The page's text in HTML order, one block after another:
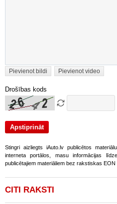
Pievienot bildi Pievienot video
Drošības kods
Stingri aizliegts iAuto.lv publicētos
interneta portālos, masu informācijas
publicētajiem materiāliem bez rakstiskas EON
CITI RAKSTI